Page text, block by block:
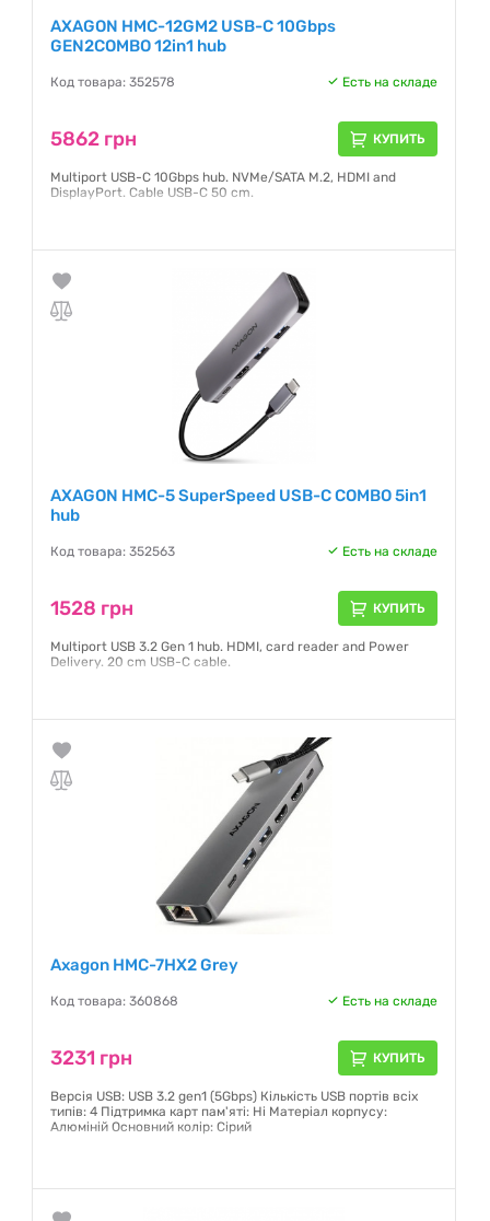
AXAGON HMC-12GM2 USB-C 10Gbps
GEN2COMBO 12in1 hub
Код товара: 352578 Есть на складе
5862 грн КУПИТЬ
Multiport USB-C 10Gbps hub. NVMe/SATA M.2, HDMI and
DisplayPort. Cable USB-C 50 cm.
AXAGON HMC-5 SuperSpeed USB-C COMBO 5in1
hub
Код товара: 352563 Есть на складе
1528 грн КУПИТЬ
Multiport USB 3.2 Gen 1 hub. HDMI, card reader and Power
Delivery. 20 cm USB-C cable.
Axagon HMC-7HX2 Grey
Код товара: 360868 Есть на складе
3231 грн КУПИТЬ
Версія USB: USB 3.2 gen1 (5Gbps) Кількість USB портів всіх
типів: 4 Підтримка карт пам'яті: Ні Матеріал корпусу:
Алюміній Основний колір: Сірий